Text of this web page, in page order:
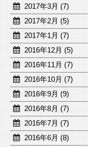
2017年3月 (7)
2017年2月 (5)
2017年1月 (7)
2016年12月 (5)
2016年11月 (7)
2016年10月 (7)
2016年9月 (9)
2016年8月 (7)
2016年7月 (7)
2016年6月 (8)